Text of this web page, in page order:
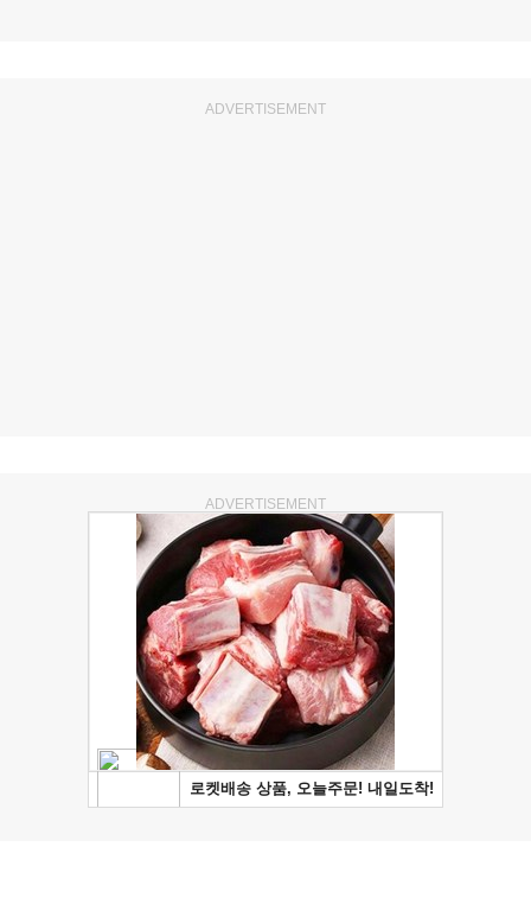
ADVERTISEMENT
ADVERTISEMENT